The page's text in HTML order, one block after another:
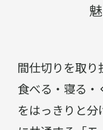
間仕切りを取り
食べる・寝る・
をはっきりと